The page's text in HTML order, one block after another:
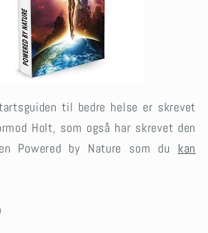
til bedre helse er skrevet
Holt, som også har skrevet den
Powered by Nature som du kan